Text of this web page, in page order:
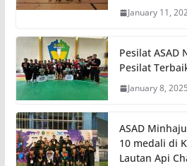
January 11,
Pesilat ASAD
Pesilat
January 8, 2025
ASAD
10 medali di
Lautan Api